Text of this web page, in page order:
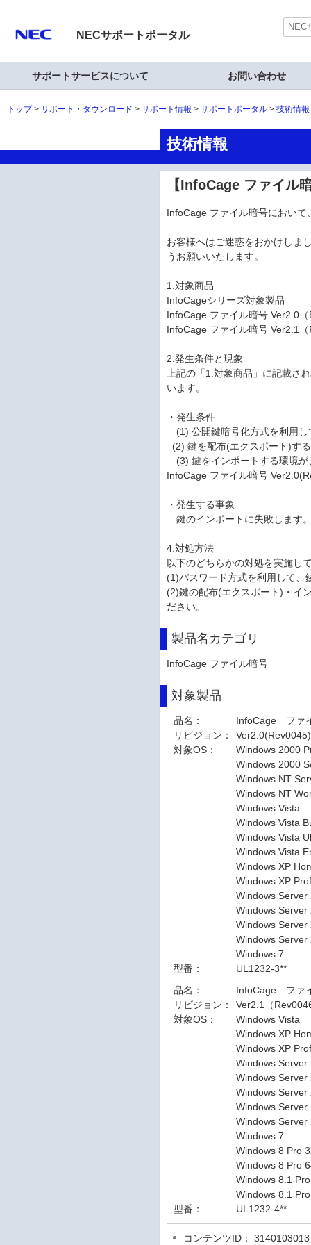
NECサポートポータル
サポートサービスについて お問い合わせ
トップ サポート・ダウンロード サポート情報 サポートポータル 技術情
技術情報
【InfoCage ファイ
InfoCage ファイル暗号におい
お客様へはご迷惑をおかけしま
うお願いいたします。
1.対象商品
InfoCageシリーズ対象製品
InfoCage ファイル暗号 Ver2.0
InfoCage ファイル暗号 Ver2.1
2.発生条件と現象
上記の「1.対象商品」に記載さ
います。
・発生条件
(1) 公開鍵暗号化方式を利用し
(2) 鍵を配布(エクスポート)す
(3) 鍵をインポートする環境が
InfoCage ファイル暗号
・発生する事象
鍵のインポートに失敗します
4.対処方法
以下のどちらかの対処を実施し
(1)パスワード方式を利用して、
(2)鍵の配布(エクスポート)・イ
ださい。
製品名カテゴリ
InfoCage ファイル暗号
対象製品
品名：
InfoCage ファ
リビジョン：
Ver2.0(Rev0045)
対象OS：
Windows 2000
Windows 2000
Windows NT
Windows NT
Windows Vista
Windows Vista
Windows Vista
Windows Vista
Windows XP
Windows XP
Windows Server
Windows Server
Windows
Windows
Windows 7
型番：
UL1232-3**
品名：
InfoCage ファ
リビジョン：
Ver2.1（
対象OS：
Windows Vista
Windows XP
Windows XP
Windows Server
Windows
Windows
Windows Server
Windows Server
Windows 7
Windows 8 Pro
Windows 8 Pro
Windows 8.1
Windows 8.1
型番：
UL1232-4**
コンテンツID： 3140103013